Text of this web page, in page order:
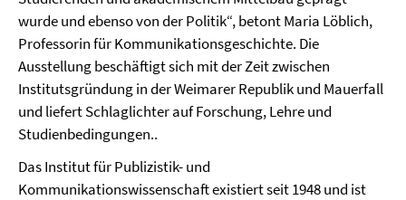
wurde und ebenso von der Politik“, betont Maria Löblich,
Professorin für Kommunikationsgeschichte. Die
Ausstellung beschäftigt sich mit der Zeit zwischen
Institutsgründung in der Weimarer Republik und Mauerfall
und liefert Schlaglichter auf Forschung, Lehre und
Studienbedingungen..
Das Institut für Publizistik- und
Kommunikationswissenschaft existiert seit 1948 und ist